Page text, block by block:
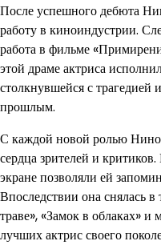
После успешного дебюта
работу в киноиндустрии.
работа в фильме
этой драме актриса
столкнувшейся с
прошлым.
С каждой новой ролью Нино
сердца зрителей и
экране позволяли ей
Впоследствии она снялась
траве», «Замок в облаках» и
лучших актрис своего